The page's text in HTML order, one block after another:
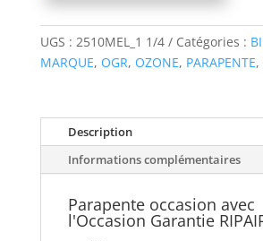
38
-
UGS : 2510MEL_1 1/4 Catégories :
MARQUE, OGR, OZONE, PARAPENTE,
Description
Informations complémentaires
Parapente occasion avec
l'Occasion Garantie